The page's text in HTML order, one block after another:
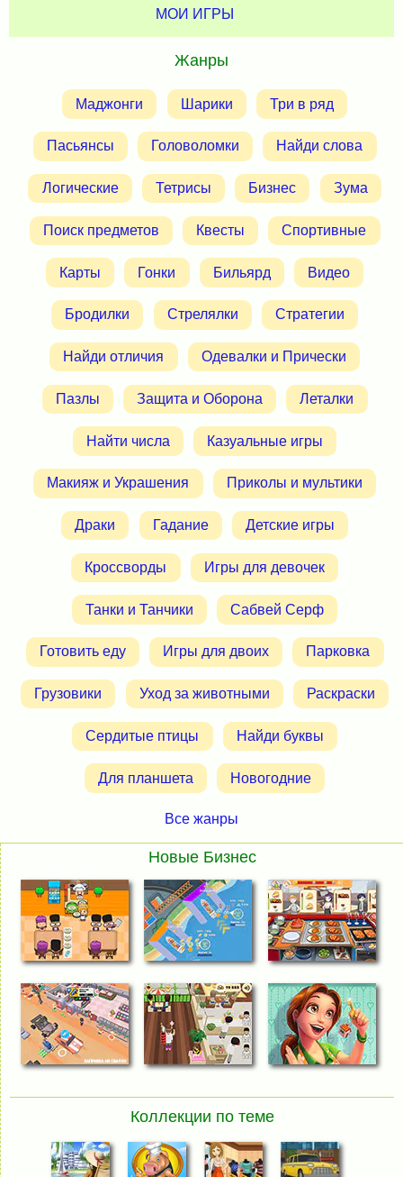
МОИ ИГРЫ
Жанры
Маджонги Шарики Три в ряд
Пасьянсы Головоломки Найди слова
Логические Тетрисы Бизнес Зума
Поиск предметов Квесты Спортивные
Карты Гонки Бильярд Видео
Бродилки Стрелялки Стратегии
Найди отличия Одевалки и Прически
Пазлы Защита и Оборона Леталки
Найти числа Казуальные игры
Макияж и Украшения Приколы и мультики
Драки Гадание Детские игры
Кроссворды Игры для девочек
Танки и Танчики Сабвей Серф
Готовить еду Игры для двоих Парковка
Грузовики Уход за животными Раскраски
Сердитые птицы Найди буквы
Для планшета Новогодние
Все жанры
Новые Бизнес
Коллекции по теме